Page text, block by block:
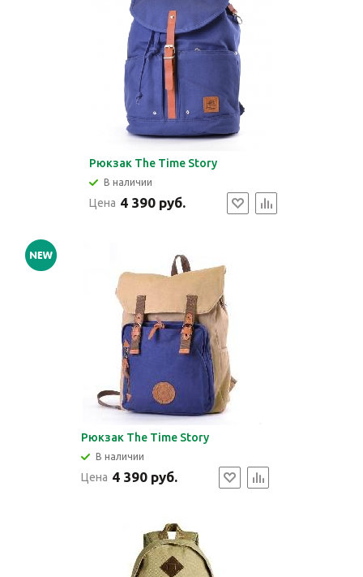
Рюкзак The Time Story
В наличии
Цена 4 390 руб.
Рюкзак The Time Story
В наличии
Цена 4 390 руб.